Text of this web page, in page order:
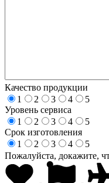
Качество продукции
1
2 3 4
5
Уровень сервиса
1
2 3 4
5
Срок изготовления
1
2 3 4
5
Пожалуйста, докажите,